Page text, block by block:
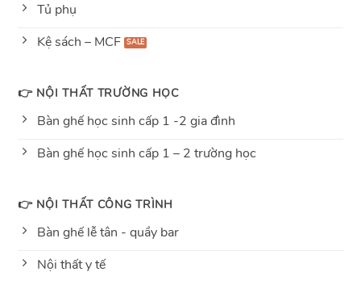
Tủ phụ
Kệ sách – MCF
👉 NỘI THẤT TRƯỜNG HỌC
Bàn ghế học sinh cấp 1 -2 gia đình
Bàn ghế học sinh cấp 1 – 2 trường học
👉 NỘI THẤT CÔNG TRÌNH
Bàn ghế lễ tân - quầy bar
Nội thất y tế